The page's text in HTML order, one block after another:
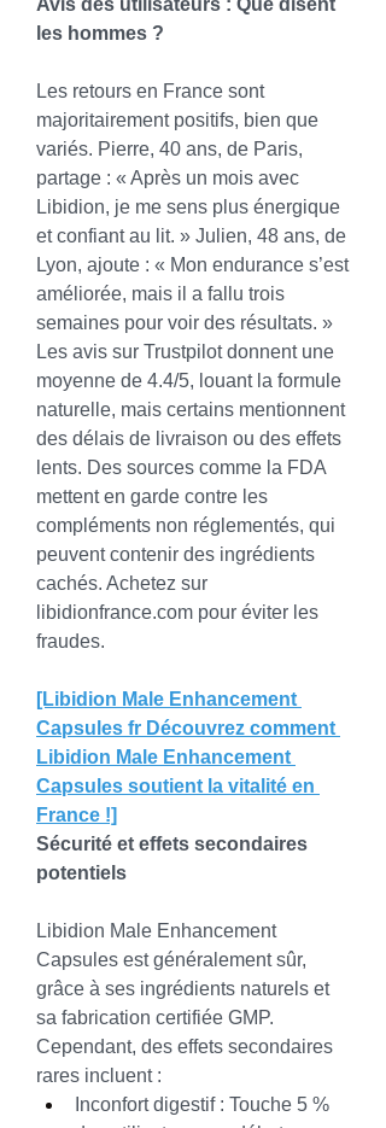
Avis des utilisateurs : Que disent
les hommes ?
Les retours en France sont
majoritairement positifs, bien que
variés. Pierre, 40 ans, de Paris,
partage : « Après un mois avec
Libidion, je me sens plus énergique
et confiant au lit. » Julien, 48 ans, de
Lyon, ajoute : « Mon endurance s’est
améliorée, mais il a fallu trois
semaines pour voir des résultats. »
Les avis sur Trustpilot donnent une
moyenne de 4.4/5, louant la formule
naturelle, mais certains mentionnent
des délais de livraison ou des effets
lents. Des sources comme la FDA
mettent en garde contre les
compléments non réglementés, qui
peuvent contenir des ingrédients
libidionfrance.com pour éviter les
fraudes.
[Libidion Male Enhancement
Capsules fr Découvrez comment
Libidion Male Enhancement
Capsules soutient la vitalité en
France !]
Sécurité et effets secondaires
potentiels
Libidion Male Enhancement
Capsules est généralement sûr,
grâce à ses ingrédients naturels et
sa fabrication certifiée GMP.
Cependant, des effets secondaires
rares incluent :
Inconfort digestif : Touche 5 %